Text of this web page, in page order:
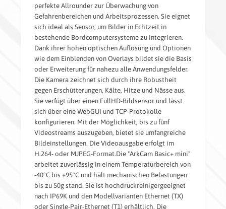
perfekte Allrounder zur Überwachung von
Gefahrenbereichen und Arbeitsprozessen. Sie eignet
sich ideal als Sensor, um Bilder in Echtzeit in
bestehende Bordcomputersysteme zu integrieren.
Dank ihrer hohen optischen Auflösung und Optionen
wie dem Einblenden von Overlays bildet sie die Basis
oder Erweiterung für nahezu alle Anwendungsfelder.
Die Kamera zeichnet sich durch ihre Robustheit
gegen Erschütterungen, Kälte, Hitze und Nässe aus.
Sie verfügt über einen FullHD-Bildsensor und lässt
sich über eine WebGUI und TCP-Protokolle
konfigurieren. Mit der Möglichkeit, bis zu fünf
Videostreams auszugeben, bietet sie umfangreiche
Bildeinstellungen. Die Videoausgabe erfolgt im
H.264- oder MJPEG-Format.Die "ArkCam Basic+ mini"
arbeitet zuverlässig in einem Temperaturbereich von
-40°C bis +95°C und hält mechanischen Belastungen
bis zu 50g stand. Sie ist hochdruckreinigergeeignet
nach IP69K und den Modellvarianten Ethernet (TX)
oder Single-Pair-Ethernet (T1) erhältlich. Die